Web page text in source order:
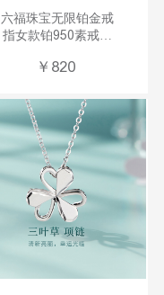
六福珠宝无限铂金戒
指女款铂950素戒指
G07TBPR0008
￥ 820